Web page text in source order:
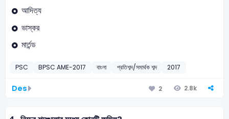
আদিত্য
ভাস্কর
মার্তন্ড
PSC BPSC AME-2017 বাংলা প্রতিশব্দ/সমার্থক শব্দ 2017
Des 2 2.8k